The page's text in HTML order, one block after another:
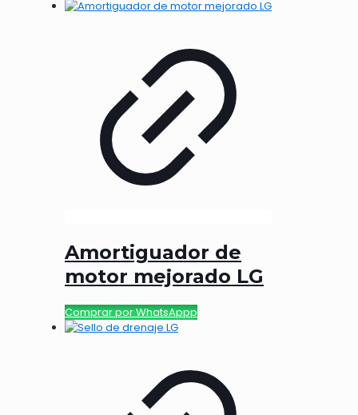
Amortiguador de
motor mejorado LG
Comprar por WhatsAppp